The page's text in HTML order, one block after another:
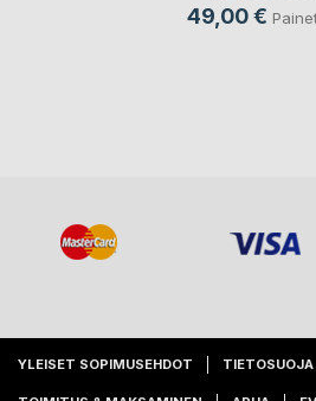
49,00 €
YLEISET SOPIMUSEHDOT TIETOSUOJA